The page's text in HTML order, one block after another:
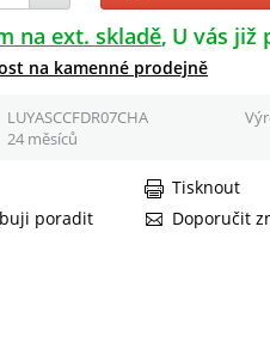
na ext. skladě U vás již
na kamenné prodejně
LUYASCCFDR07CHA
24 měsíců
poradit
Doporučit
Tisknout